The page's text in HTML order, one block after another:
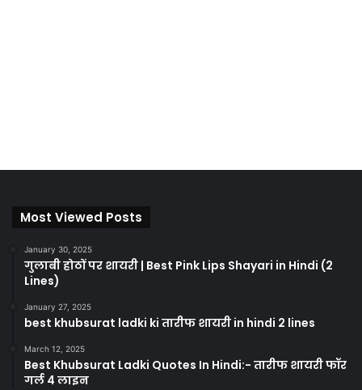
Most Viewed Posts
January 30, 2025
गुलाबी होठों पर शायरी | Best Pink Lips Shayari in Hindi (2
Lines)
January 27, 2025
best khubsurat ladki ki तारीफ शायरी in hindi 2 lines
March 12, 2025
Best Khubsurat Ladki Quotes In Hindi:- तारीफ शायरी फॉर
गर्ल 4 लाइन